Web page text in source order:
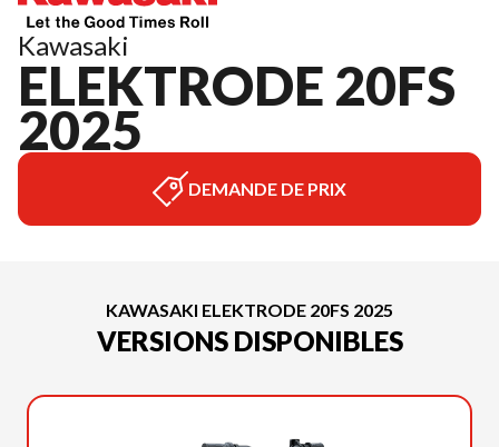
Kawasaki
ELEKTRODE 20FS
2025
DEMANDE DE PRIX
KAWASAKI ELEKTRODE 20FS 2025
VERSIONS DISPONIBLES